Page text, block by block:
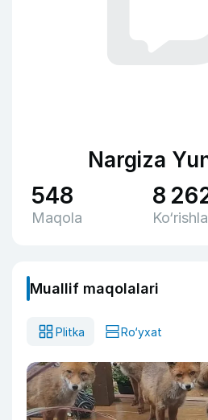
Nargiza
548
Maqola
8
Muallif maqolalari
Plitka Ro‘yxat